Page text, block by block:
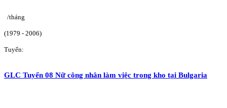
/tháng
(1979 - 2006)
Tuyển:
GLC Tuyển 08 Nữ công nhân làm việc trong kho tại Bulgaria